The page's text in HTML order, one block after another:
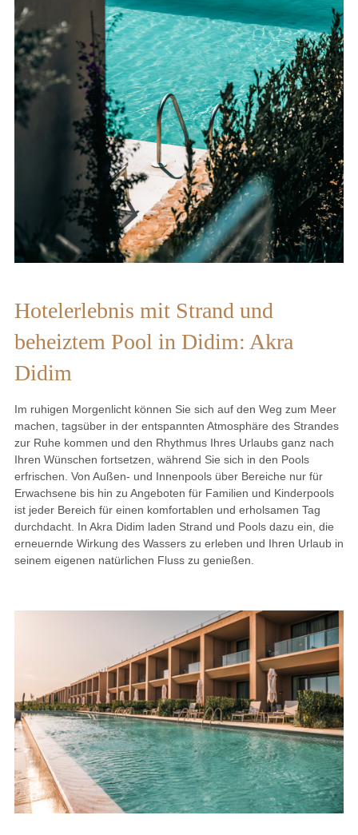
Hotelerlebnis mit Strand und
beheiztem Pool in Didim: Akra
Didim
Im ruhigen Morgenlicht können Sie sich auf den Weg zum Meer
machen, tagsüber in der entspannten Atmosphäre des Strandes
zur Ruhe kommen und den Rhythmus Ihres Urlaubs ganz nach
Ihren Wünschen fortsetzen, während Sie sich in den Pools
erfrischen. Von Außen- und Innenpools über Bereiche nur für
Erwachsene bis hin zu Angeboten für Familien und Kinderpools
ist jeder Bereich für einen komfortablen und erholsamen Tag
durchdacht. In Akra Didim laden Strand und Pools dazu ein, die
erneuernde Wirkung des Wassers zu erleben und Ihren Urlaub in
seinem eigenen natürlichen Fluss zu genießen.